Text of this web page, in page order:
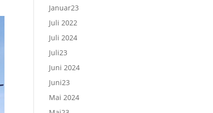
Januar23
Juli 2022
Juli 2024
Juli23
Juni 2024
Juni23
Mai 2024